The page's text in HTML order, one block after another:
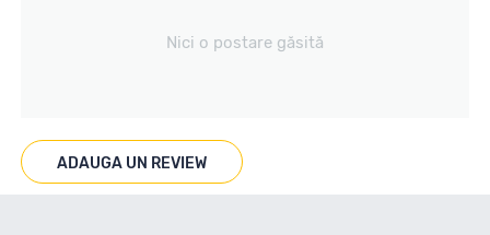
Marcaje
Nici o postare găsită
ADAUGA UN REVIEW